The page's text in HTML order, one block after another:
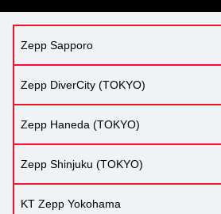
Zepp Sapporo
Zepp DiverCity (TOKYO)
Zepp Haneda (TOKYO)
Zepp Shinjuku (TOKYO)
KT Zepp Yokohama